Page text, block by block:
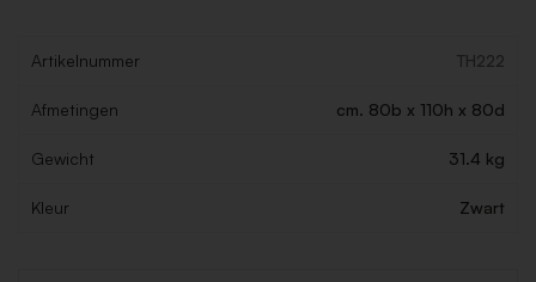
Artikelnummer TH222
Afmetingen cm. 80b x 110h x 80d
Gewicht 31.4 kg
Kleur Zwart